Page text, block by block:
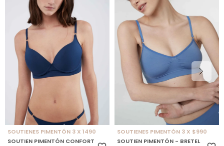
SOUTIENES PIMENTÓN 3 X 1490
SOUTIEN PIMENTÓN CONFORT
SOUTIENES PIMENTÓN 3 X $990
SOUTIEN PIMENTÓN - BRETEL